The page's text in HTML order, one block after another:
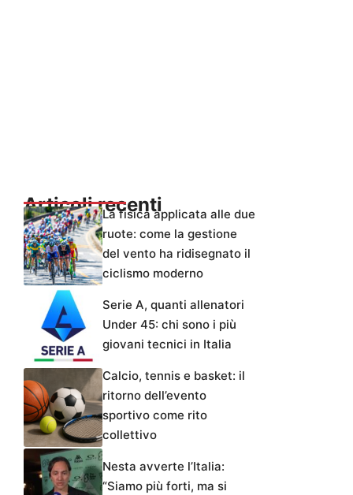
Articoli recentiLa fisica applicata alle due
ruote: come la gestione
del vento ha ridisegnato il
ciclismo moderno
Serie A, quanti allenatori
Under 45: chi sono i più
giovani tecnici in Italia
Calcio, tennis e basket: il
ritorno dell’evento
sportivo come rito
collettivo
Nesta avverte l’Italia:
“Siamo più forti, ma si